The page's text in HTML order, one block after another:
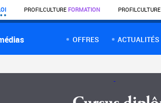
PROFILCULTURE FORMATION PROFILCULTURE
OFFRES ACTUALITÉS